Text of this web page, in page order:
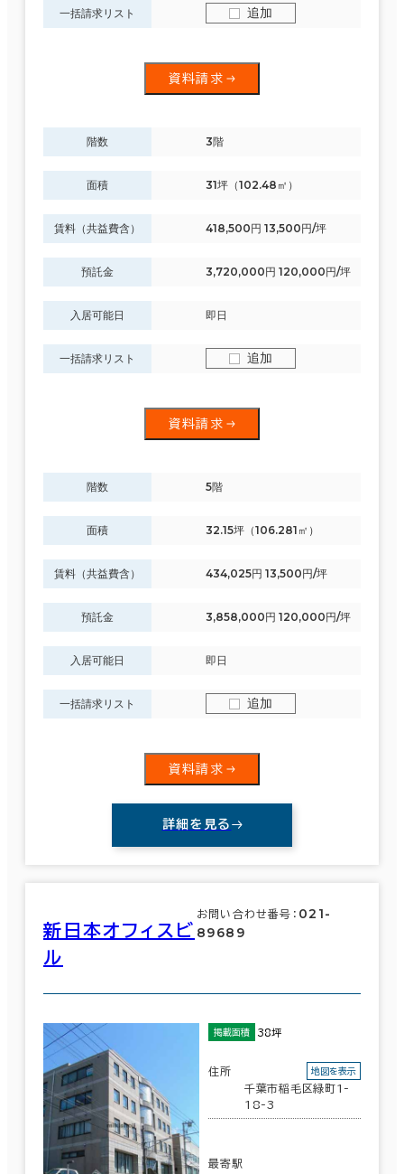
一括請求リスト 追加
資料請求
階数 3階
面積 31坪（102.48㎡）
賃料（共益費含） 418,500円 13,500円/坪
預託金 3,720,000円 120,000円/坪
入居可能日 即日
一括請求リスト 追加
資料請求
階数 5階
面積 32.15坪（106.281㎡）
賃料（共益費含） 434,025円 13,500円/坪
預託金 3,858,000円 120,000円/坪
入居可能日 即日
一括請求リスト 追加
資料請求
詳細を見る
新日本オフィスビ
ル
お問い合わせ番号： 021-
89689
掲載面積 38坪
住所
千葉市稲毛区緑町1-
18-3
地図を表示
最寄駅
条件で絞り込む
現在の条件
面積選択
人数
月総額
～
賃料非公開物件を含む